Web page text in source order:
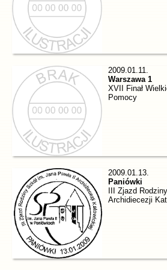
2009.01.11.
Warszawa 1
XVII Finał
Pomocy
2009.01.13.
Paniówki
III Zjazd
Archidiecezji